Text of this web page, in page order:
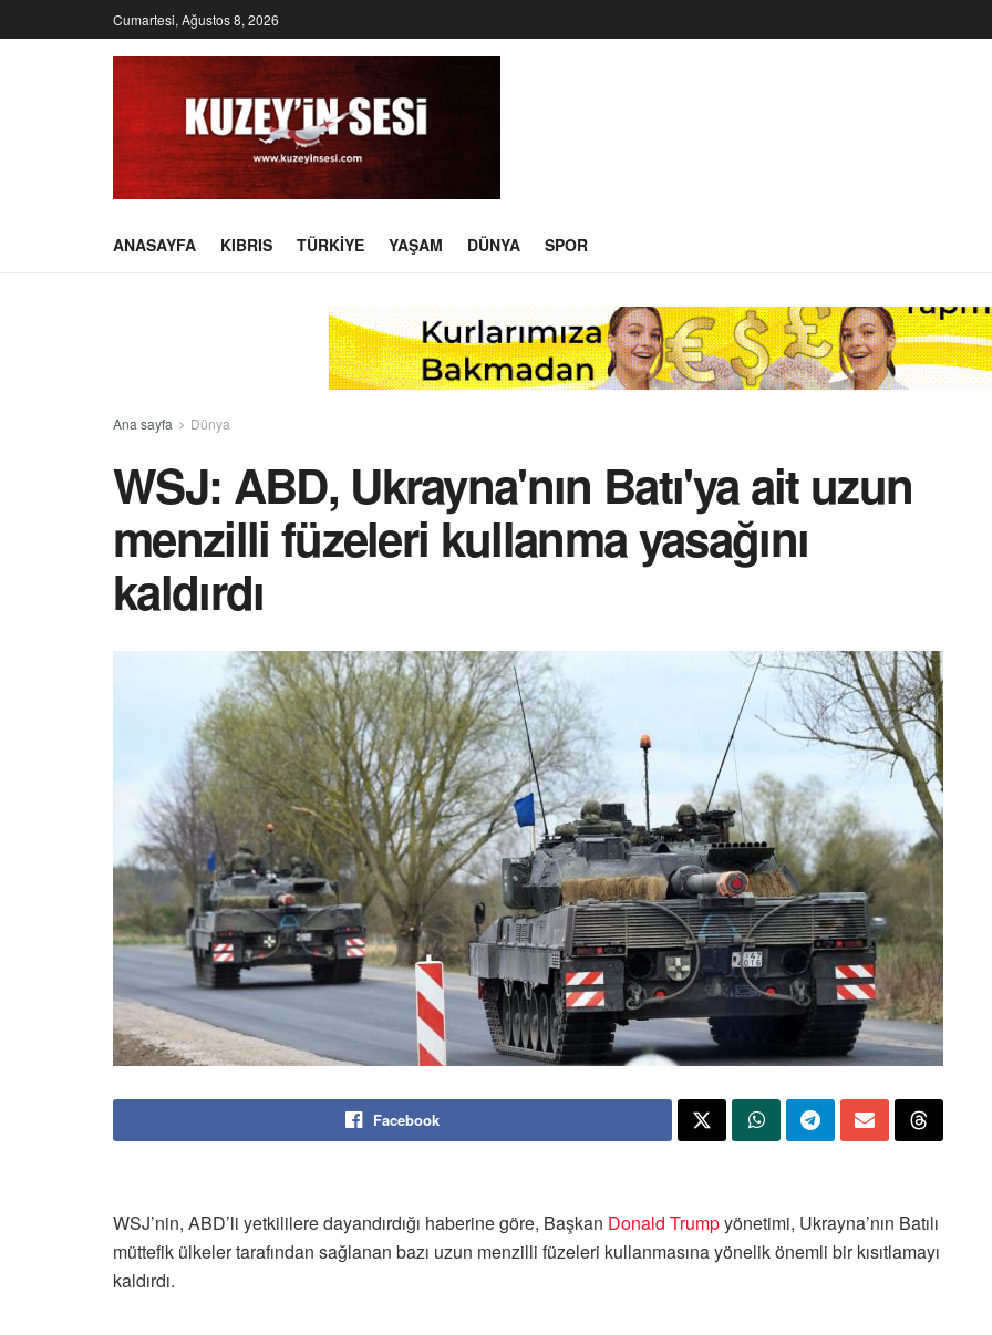
Cumartesi, Ağustos 8, 2026
ANASAYFA KIBRIS TÜRKIYE YAŞAM DÜNYA SPOR
Ana sayfa Dünya
WSJ: ABD, Ukrayna'nın Batı'ya ait uzun
menzilli füzeleri kullanma yasağını
kaldırdı
Facebook
WSJ’nin, ABD’li yetkililere dayandırdığı haberine göre, Başkan Donald Trumpyönetimi, Ukrayna’nın Batılı
müttefik ülkeler tarafından sağlanan bazı uzun menzilli füzeleri kullanmasına yönelik önemli bir kısıtlamayı
kaldırdı.